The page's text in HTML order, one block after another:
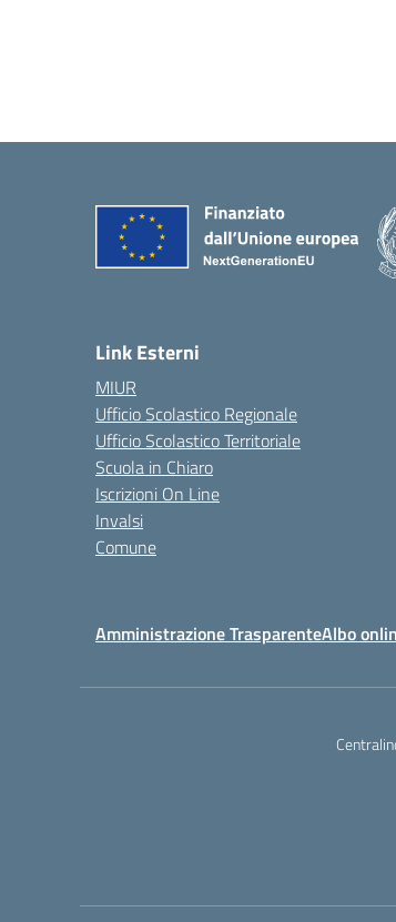
Link Esterni
MIUR
Ufficio Scolastico Regionale
Ufficio Scolastico Territoriale
Scuola in Chiaro
Iscrizioni On Line
Invalsi
Comune
Amministrazione TrasparenteAlbo